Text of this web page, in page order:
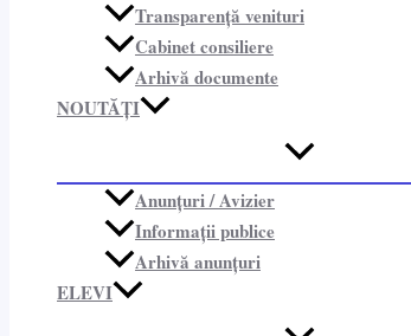
Transparență venituri
Cabinet consiliere​
Arhivă documente
NOUTĂȚI
Anunțuri / Avizier
Informații publice​
Arhivă anunțuri
ELEVI